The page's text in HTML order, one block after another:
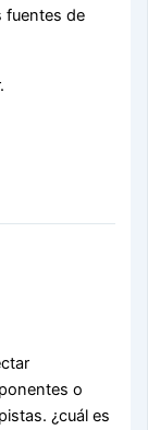
fuentes de
o
¿cuál es